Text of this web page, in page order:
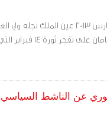
مرآة البحرين (خاص): في مارس 2013
التي كانت لا تزال ملتهبة في الشارع.
عن الناشط